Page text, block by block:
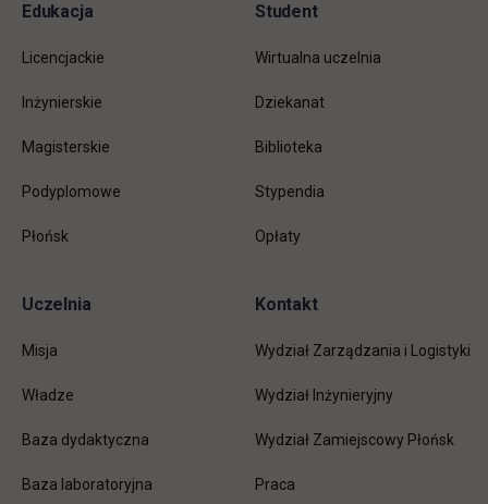
Pomiń
Informacje w stopce
Edukacja
Licencjackie
Inżynierskie
Magisterskie
Podyplomowe
Płońsk
Student
Wirtualna uczelnia
Dziekanat
Biblioteka
Stypendia
Opłaty
Uczelnia
Misja
Władze
Baza dydaktyczna
Baza laboratoryjna
Kontakt
Wydział Zarządzania i Logistyki
Wydział Inżynieryjny
Wydział Zamiejscowy Płońsk
Praca